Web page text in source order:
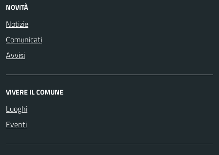
NOVITÀ
Notizie
Comunicati
Avvisi
VIVERE IL COMUNE
Luoghi
Eventi